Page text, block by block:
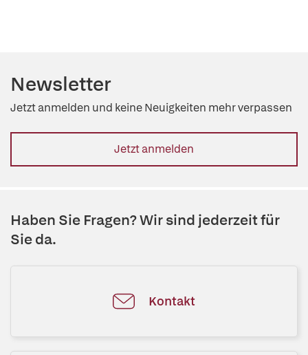
Newsletter
Jetzt anmelden und keine Neuigkeiten mehr verpassen
Jetzt anmelden
Haben Sie Fragen? Wir sind jederzeit für
Sie da.
Kontakt